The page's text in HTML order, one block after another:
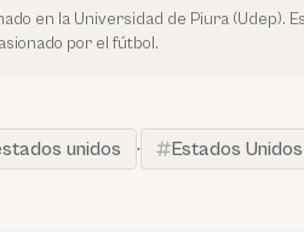
en la Universidad de Piura (Udep).
por el fútbol.
unidos
· Estados Unidos